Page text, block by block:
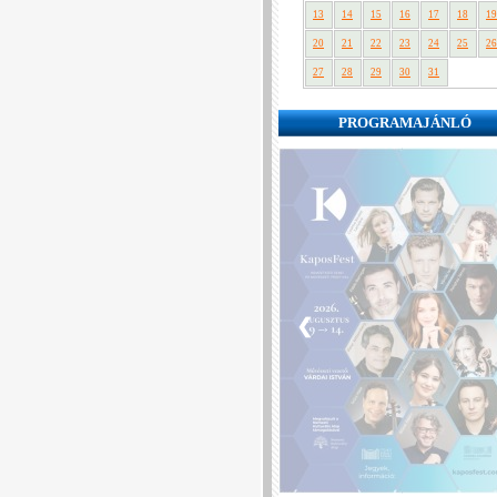
13 14 15 16 17 18 19
20 21 22 23 24 25 26
27 28 29 30 31
PROGRAMAJÁNLÓ
❮